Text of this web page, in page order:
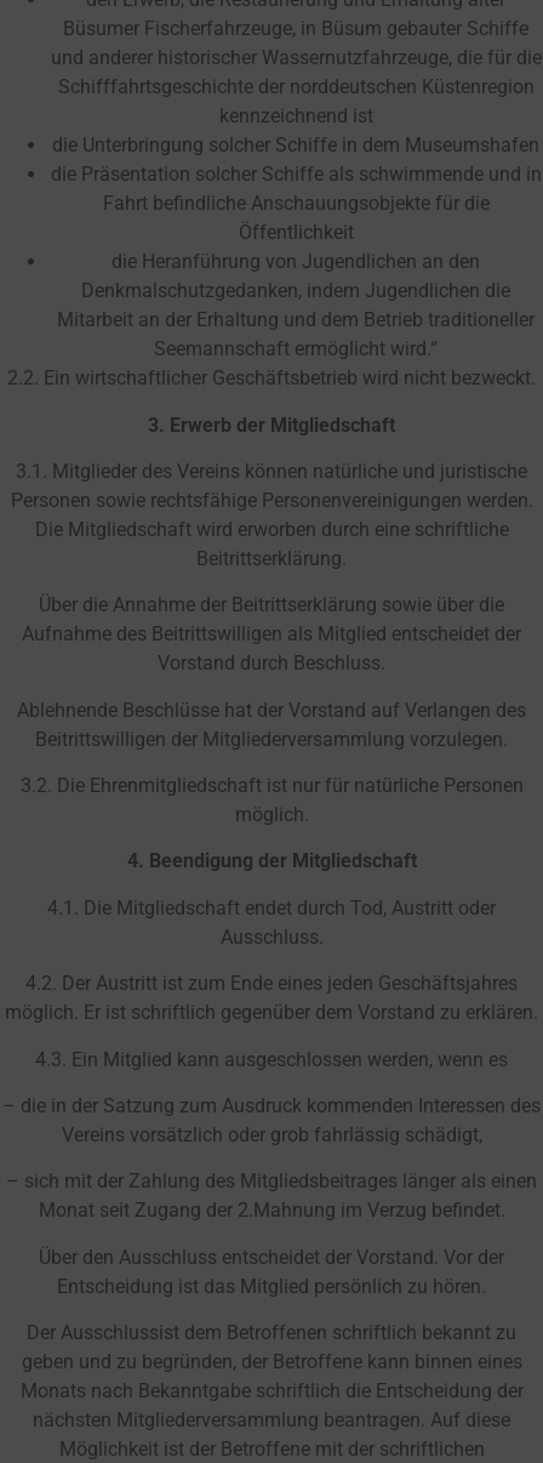
Büsumer Fischerfahrzeuge, in Büsum gebauter Schiffe
und anderer historischer Wassernutzfahrzeuge, die für die
Schifffahrtsgeschichte der norddeutschen Küstenregion
kennzeichnend ist
die Unterbringung solcher Schiffe in dem Museumshafen
die Präsentation solcher Schiffe als schwimmende und in
Fahrt befindliche Anschauungsobjekte für die
Öffentlichkeit
die Heranführung von Jugendlichen an den
Denkmalschutzgedanken, indem Jugendlichen die
Mitarbeit an der Erhaltung und dem Betrieb traditioneller
Seemannschaft ermöglicht wird.“
2.2. Ein wirtschaftlicher Geschäftsbetrieb wird nicht bezweckt.
3. Erwerb der Mitgliedschaft
3.1. Mitglieder des Vereins können natürliche und juristische
Personen sowie rechtsfähige Personenvereinigungen werden.
Die Mitgliedschaft wird erworben durch eine schriftliche
Beitrittserklärung.
Über die Annahme der Beitrittserklärung sowie über die
Aufnahme des Beitrittswilligen als Mitglied entscheidet der
Vorstand durch Beschluss.
Ablehnende Beschlüsse hat der Vorstand auf Verlangen des
Beitrittswilligen der Mitgliederversammlung vorzulegen.
3.2. Die Ehrenmitgliedschaft ist nur für natürliche Personen
möglich.
4. Beendigung der Mitgliedschaft
4.1. Die Mitgliedschaft endet durch Tod, Austritt oder
Ausschluss.
4.2. Der Austritt ist zum Ende eines jeden Geschäftsjahres
möglich. Er ist schriftlich gegenüber dem Vorstand zu erklären.
4.3. Ein Mitglied kann ausgeschlossen werden, wenn es
– die in der Satzung zum Ausdruck kommenden Interessen des
Vereins vorsätzlich oder grob fahrlässig schädigt,
– sich mit der Zahlung des Mitgliedsbeitrages länger als einen
Monat seit Zugang der 2.Mahnung im Verzug befindet.
Über den Ausschluss entscheidet der Vorstand. Vor der
Entscheidung ist das Mitglied persönlich zu hören.
Der Ausschlussist dem Betroffenen schriftlich bekannt zu
geben und zu begründen, der Betroffene kann binnen eines
Monats nach Bekanntgabe schriftlich die Entscheidung der
nächsten Mitgliederversammlung beantragen. Auf diese
Möglichkeit ist der Betroffene mit der schriftlichen